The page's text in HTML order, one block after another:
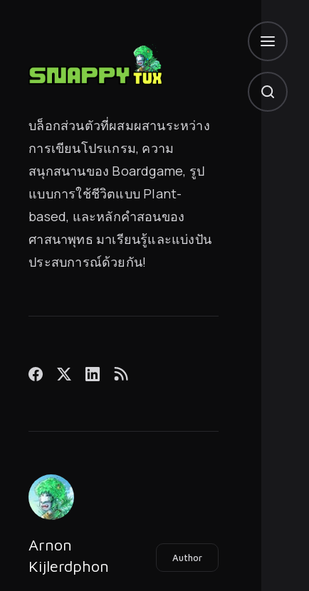
บล็อกส่วนตัวที่ผสมผสานระหว่าง
การเขียนโปรแกรม, ความ
สนุกสนานของ Boardgame, รูป
แบบการใช้ชีวิตแบบ Plant-
based, และหลักคำสอนของ
ศาสนาพุทธ มาเรียนรู้และแบ่งปัน
ประสบการณ์ด้วยกัน!
Arnon
Kijlerdphon
Author